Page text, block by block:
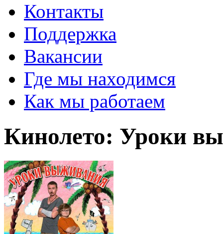
Контакты
Поддержка
Вакансии
Где мы находимся
Как мы работаем
Кинолето: Уроки